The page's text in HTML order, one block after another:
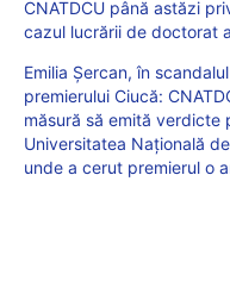
CNATDCU până astăzi
cazul lucrării de doctorat
Emilia Șercan, în
premierului Ciucă:
măsură să emită
Universitatea Națională
unde a cerut premierul o